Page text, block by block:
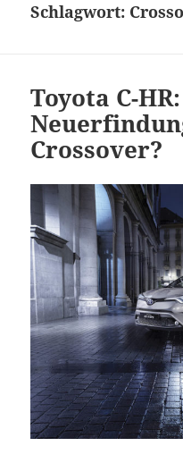
Schlagwort:
Toyota C-
Crossover?